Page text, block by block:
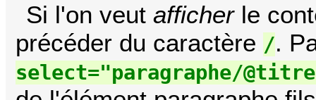
Si l'on veut afficherle
précéder du caractère /.
select="paragraphe/